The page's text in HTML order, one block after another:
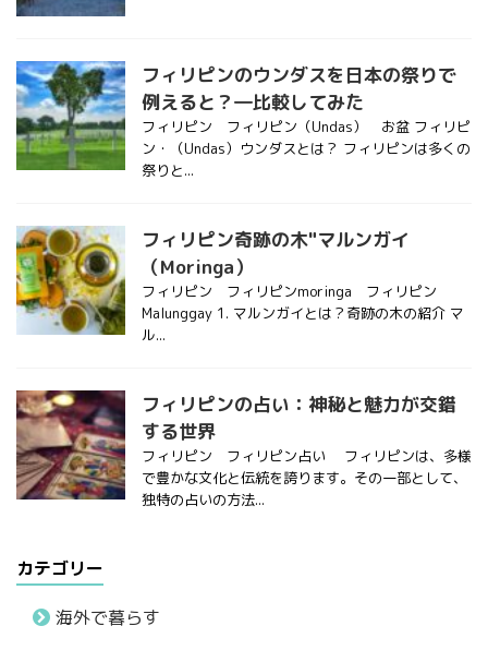
フィリピンのウンダスを日本の祭りで
例えると？―比較してみた
フィリピン フィリピン（Undas） お盆 フィリピ
ン・（Undas）ウンダスとは？ フィリピンは多くの
祭りと...
フィリピン奇跡の木"マルンガイ
（Moringa）
フィリピン フィリピンmoringa フィリピン
Malunggay 1. マルンガイとは？奇跡の木の紹介 マ
ル...
フィリピンの占い：神秘と魅力が交錯
する世界
フィリピン フィリピン占い フィリピンは、多様
で豊かな文化と伝統を誇ります。その一部として、
独特の占いの方法...
カテゴリー
海外で暮らす